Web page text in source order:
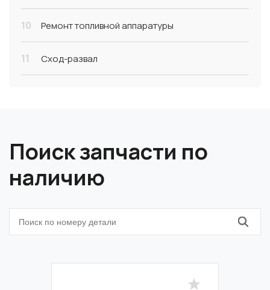
10 Ремонт топливной аппаратуры
11 Сход-развал
Поиск запчасти по
наличию